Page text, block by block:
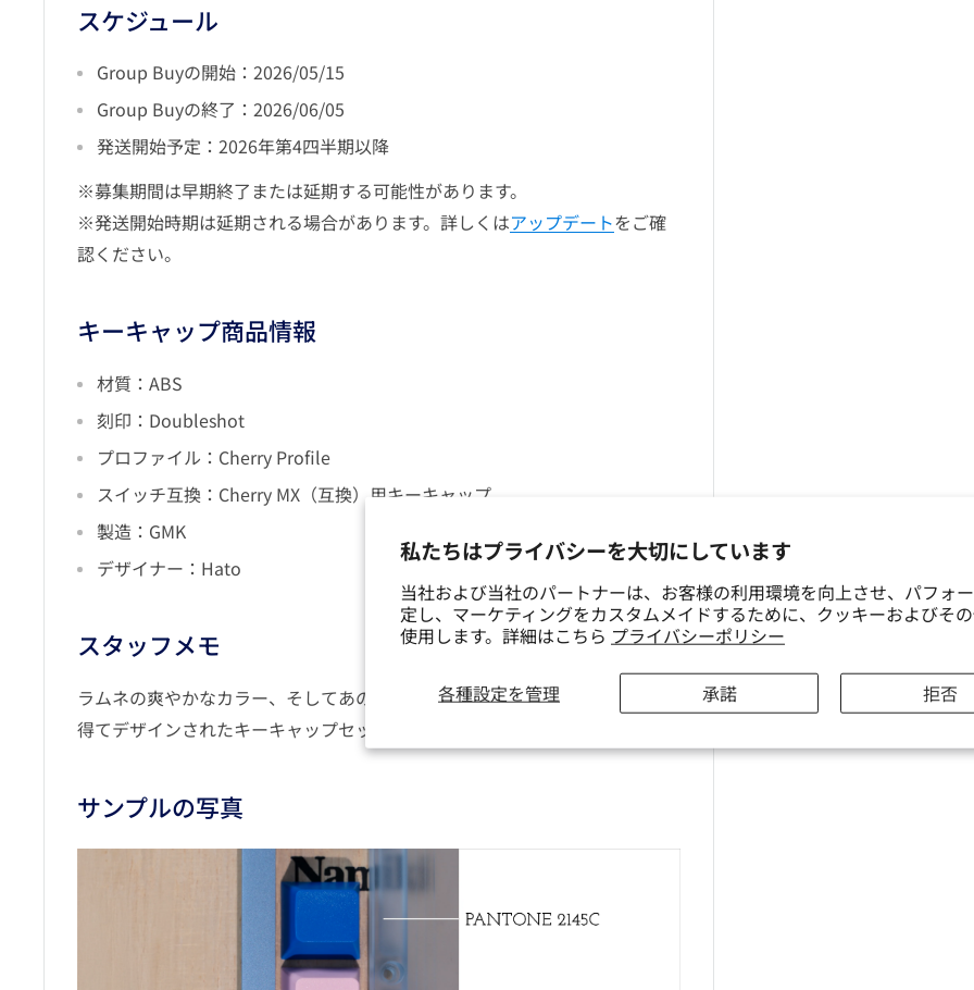
私たちはプライバシーを大切にしています
当社および当社のパートナーは、お客様の利用環境を向上させ、パフォ
定し、マーケティングをカスタムメイドするために、クッキーおよびそ
使用します。詳細はこちら プライバシーポリシー
各種設定を管理 承諾 拒否
スケジュール
Group Buyの開始：2026/05/15
Group Buyの終了：2026/06/05
発送開始予定：2026年第4四半期以降
※募集期間は早期終了または延期する可能性があります。
※発送開始時期は延期される場合があります。詳しくはアップデートをご確
認ください。
キーキャップ商品情報
材質：ABS
刻印：Doubleshot
プロファイル：Cherry Profile
スイッチ互換：Cherry MX（互換）用キーキャップ
製造：GMK
デザイナー：Hato
スタッフメモ
ラムネの爽やかなカラー、そしてあの夏への郷愁からインスピレーションを
得てデザインされたキーキャップセットです。
サンプルの写真